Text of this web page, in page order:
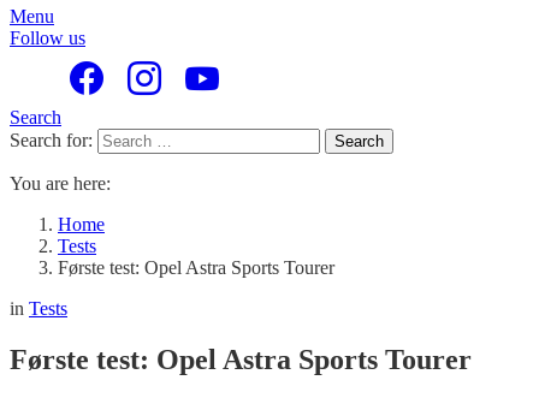
Menu
Follow us
Search
Search for:
Search
You are here:
Home
Tests
Første test: Opel Astra Sports Tourer
in Tests
Første test: Opel Astra Sports Tourer